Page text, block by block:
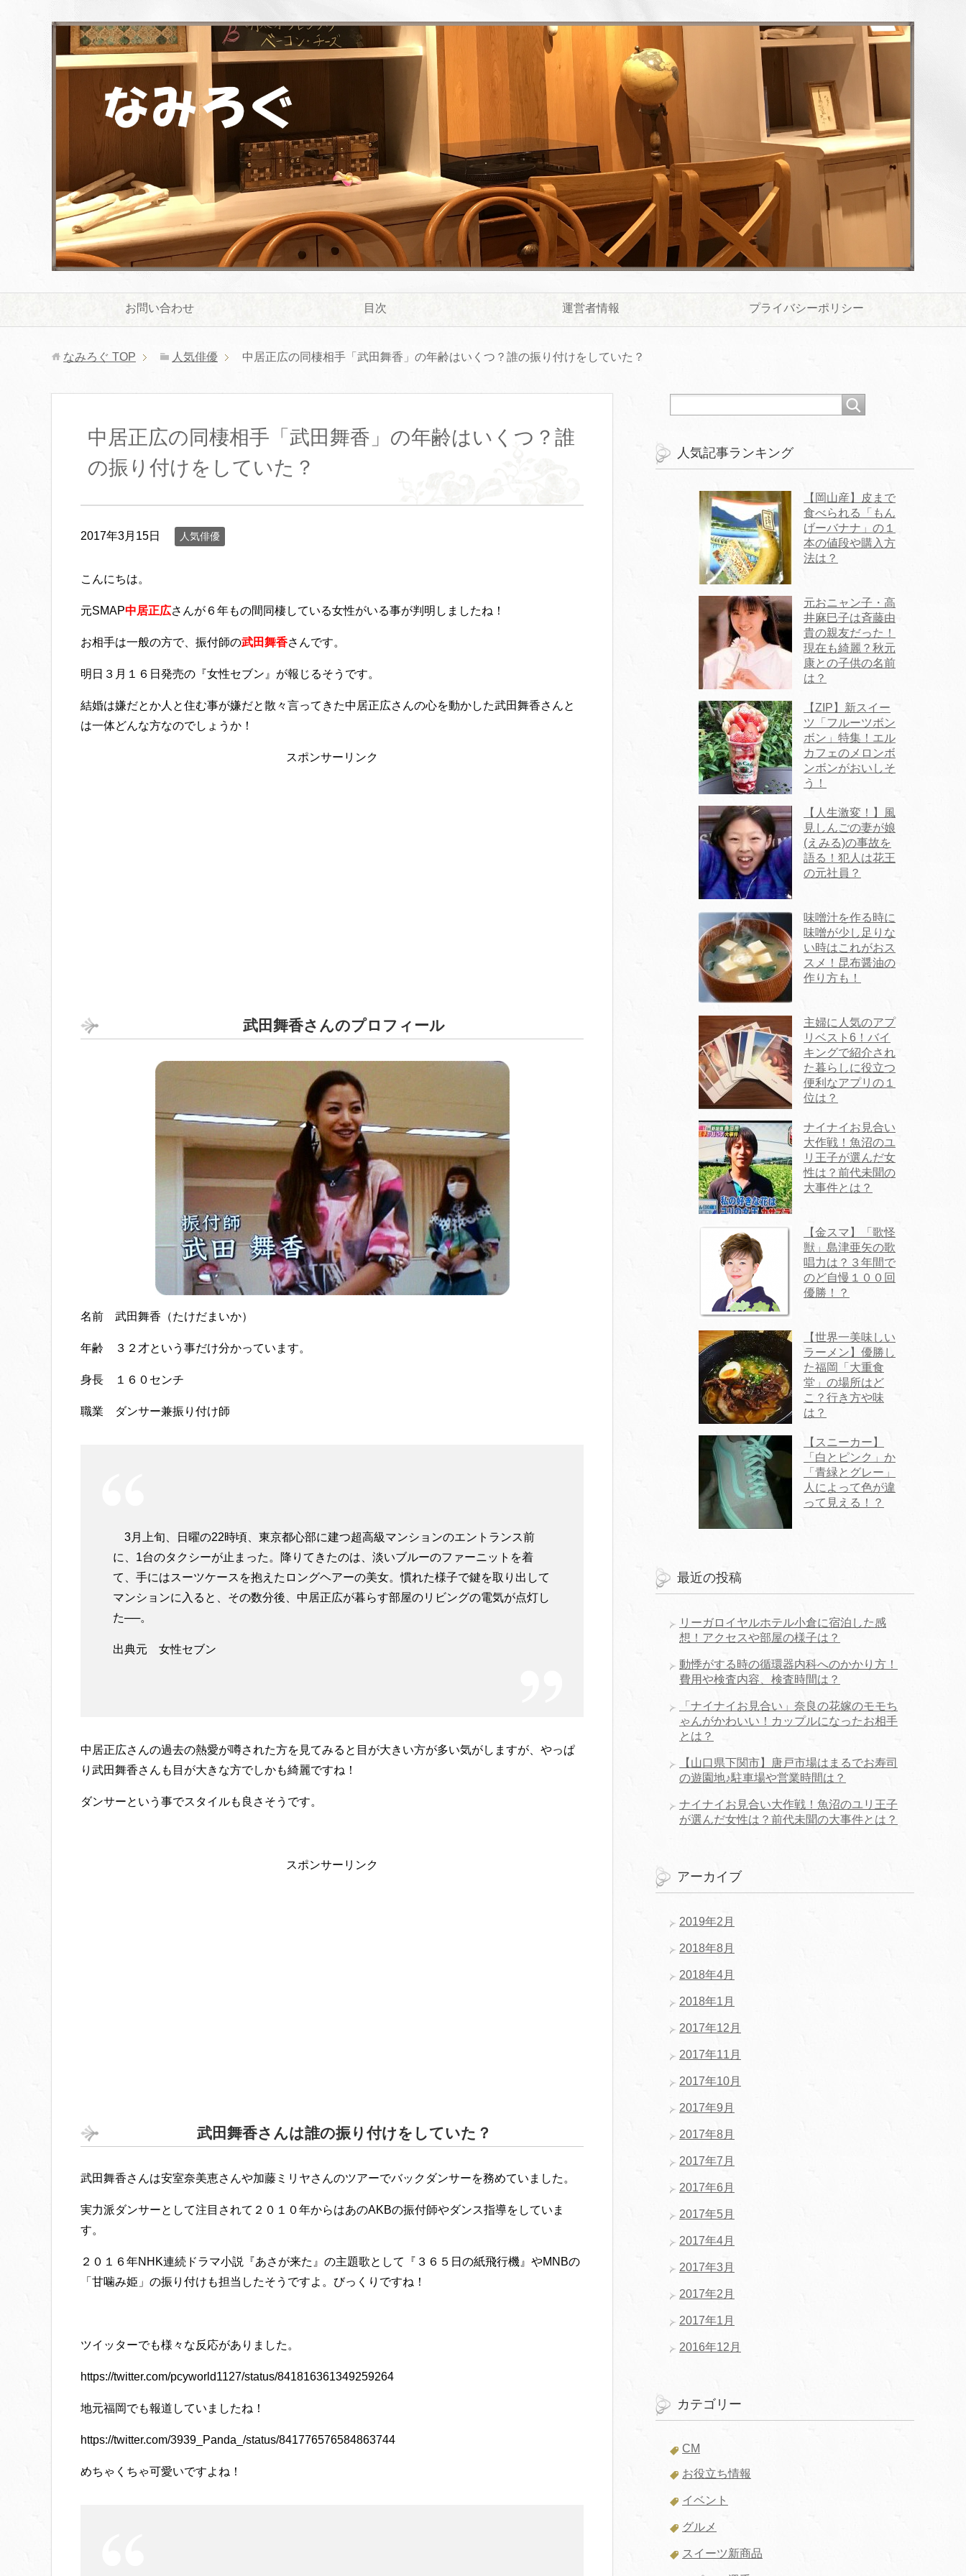
お問い合わせ 目次 運営者情報 プライバシーポリシー
なみろぐ TOP 人気俳優 中居正広の同棲相手「武田舞香」の年齢はいくつ？誰の振り付けをしていた？
中居正広の同棲相手「武田舞香」の年齢はいくつ？誰
の振り付けをしていた？
2017年3月15日 人気俳優
こんにちは。
元SMAP中居正広さんが６年もの間同棲している女性がいる事が判明しましたね！
お相手は一般の方で、振付師の武田舞香さんです。
明日３月１６日発売の『女性セブン』が報じるそうです。
結婚は嫌だとか人と住む事が嫌だと散々言ってきた中居正広さんの心を動かした武田舞香さんと
は一体どんな方なのでしょうか！
スポンサーリンク
武田舞香さんのプロフィール
名前 武田舞香（たけだまいか）
年齢 ３２才という事だけ分かっています。
身長 １６０センチ
職業 ダンサー兼振り付け師
3月上旬、日曜の22時頃、東京都心部に建つ超高級マンションのエントランス前
に、1台のタクシーが止まった。降りてきたのは、淡いブルーのファーニットを着
て、手にはスーツケースを抱えたロングヘアーの美女。慣れた様子で鍵を取り出して
マンションに入ると、その数分後、中居正広が暮らす部屋のリビングの電気が点灯し
た──。
出典元 女性セブン
中居正広さんの過去の熱愛が噂された方を見てみると目が大きい方が多い気がしますが、やっぱ
り武田舞香さんも目が大きな方でしかも綺麗ですね！
ダンサーという事でスタイルも良さそうです。
スポンサーリンク
武田舞香さんは誰の振り付けをしていた？
武田舞香さんは安室奈美恵さんや加藤ミリヤさんのツアーでバックダンサーを務めていました。
実力派ダンサーとして注目されて２０１０年からはあのAKBの振付師やダンス指導をしていま
す。
２０１６年NHK連続ドラマ小説『あさが来た』の主題歌として『３６５日の紙飛行機』やMNBの
「甘噛み姫」の振り付けも担当したそうですよ。びっくりですね！
ツイッターでも様々な反応がありました。
https://twitter.com/pcyworld1127/status/841816361349259264
地元福岡でも報道していましたね！
https://twitter.com/3939_Panda_/status/841776576584863744
めちゃくちゃ可愛いですよね！
人気記事ランキング
【岡山産】皮まで
食べられる「もん
げーバナナ」の１
本の値段や購入方
法は？
元おニャン子・高
井麻巳子は斉藤由
貴の親友だった！
現在も綺麗？秋元
康との子供の名前
は？
【ZIP】新スイー
ツ「フルーツボン
ボン」特集！エル
カフェのメロンボ
ンボンがおいしそ
う！
【人生激変！】風
見しんごの妻が娘
(えみる)の事故を
語る！犯人は花王
の元社員？
味噌汁を作る時に
味噌が少し足りな
い時はこれがおス
スメ！昆布醤油の
作り方も！
主婦に人気のアプ
リベスト6！バイ
キングで紹介され
た暮らしに役立つ
便利なアプリの１
位は？
ナイナイお見合い
大作戦！魚沼のユ
リ王子が選んだ女
性は？前代未聞の
大事件とは？
【金スマ】「歌怪
獣」島津亜矢の歌
唱力は？３年間で
のど自慢１００回
優勝！？
【世界一美味しい
ラーメン】優勝し
た福岡「大重食
堂」の場所はど
こ？行き方や味
は？
【スニーカー】
「白とピンク」か
「青緑とグレー」
人によって色が違
って見える！？
最近の投稿
リーガロイヤルホテル小倉に宿泊した感
想！アクセスや部屋の様子は？
動悸がする時の循環器内科へのかかり方！
費用や検査内容、検査時間は？
「ナイナイお見合い」奈良の花嫁のモモち
ゃんがかわいい！カップルになったお相手
とは？
【山口県下関市】唐戸市場はまるでお寿司
の遊園地♪駐車場や営業時間は？
ナイナイお見合い大作戦！魚沼のユリ王子
が選んだ女性は？前代未聞の大事件とは？
アーカイブ
2019年2月
2018年8月
2018年4月
2018年1月
2017年12月
2017年11月
2017年10月
2017年9月
2017年8月
2017年7月
2017年6月
2017年5月
2017年4月
2017年3月
2017年2月
2017年1月
2016年12月
カテゴリー
CM
お役立ち情報
イベント
グルメ
スイーツ新商品